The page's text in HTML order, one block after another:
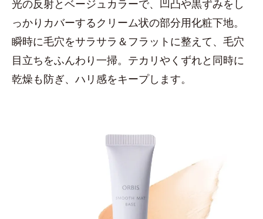
光の反射とベージュカラーで、凹凸や黒ずみをし
っかりカバーするクリーム状の部分用化粧下地。
瞬時に毛穴をサラサラ＆フラットに整えて、毛穴
目立ちをふんわり一掃。テカリやくずれと同時に
乾燥も防ぎ、ハリ感をキープします。